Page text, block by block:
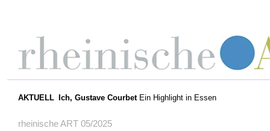
AKTUELL Ich, Gustave CourbetEin Highlight in Essen
rheinische ART 05/2025